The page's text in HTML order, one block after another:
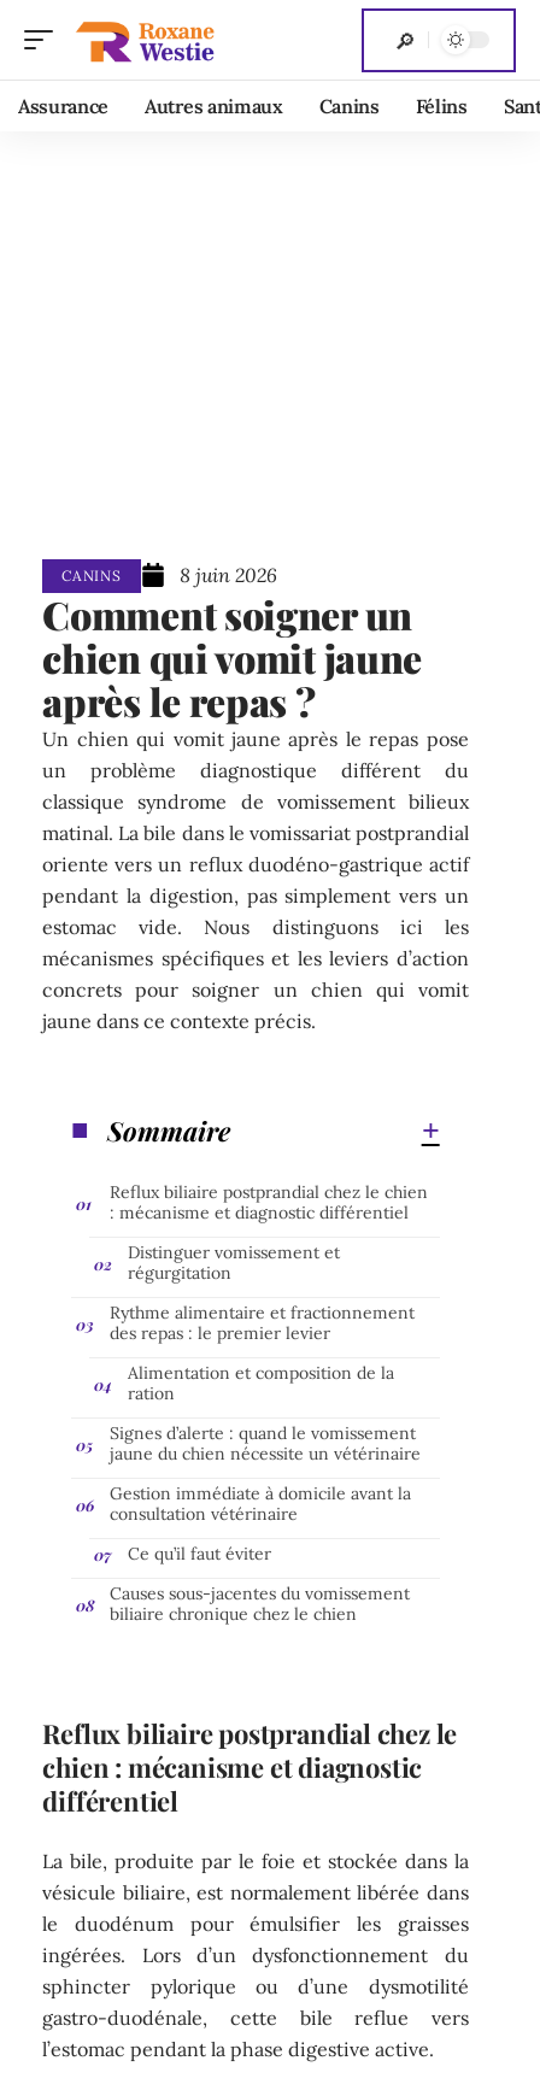
Assurance Autres animaux Canins Félins
CANINS 8 juin 2026
Comment soigner un
chien qui vomit jaune
après le repas ?
Un chien qui vomit jaune après le repas pose
un problème diagnostique différent du
classique syndrome de vomissement bilieux
matinal. La bile dans le vomissariat postprandial
oriente vers un reflux duodéno-gastrique actif
pendant la digestion, pas simplement vers un
estomac vide. Nous distinguons ici les
mécanismes spécifiques et les leviers d’action
concrets pour soigner un chien qui vomit
jaune dans ce contexte précis.
Sommaire
Reflux biliaire postprandial chez le chien
: mécanisme et diagnostic différentiel
Distinguer vomissement et
régurgitation
Rythme alimentaire et fractionnement
des repas : le premier levier
Alimentation et composition de la
ration
Signes d’alerte : quand le vomissement
jaune du chien nécessite un vétérinaire
Gestion immédiate à domicile avant la
consultation vétérinaire
Ce qu’il faut éviter
Causes sous-jacentes du vomissement
biliaire chronique chez le chien
Reflux biliaire postprandial chez le
chien : mécanisme et diagnostic
différentiel
La bile, produite par le foie et stockée dans la
vésicule biliaire, est normalement libérée dans
le duodénum pour émulsifier les graisses
ingérées. Lors d’un dysfonctionnement du
sphincter pylorique ou d’une dysmotilité
gastro-duodénale, cette bile reflue vers
l’estomac pendant la phase digestive active.